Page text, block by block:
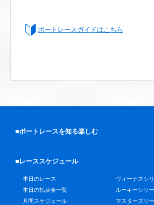
ボートレースガイドはこちら
■ボートレースを知る楽しむ
■レーススケジュール
本日のレース
本日の払戻金一覧
月間スケジュール
ヴィーナスシ
ルーキーシリ
マスターズリ